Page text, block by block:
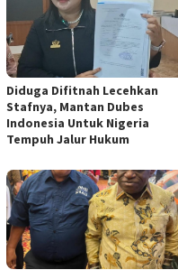
Diduga Difitnah Lecehkan
Stafnya, Mantan Dubes
Indonesia Untuk Nigeria
Tempuh Jalur Hukum